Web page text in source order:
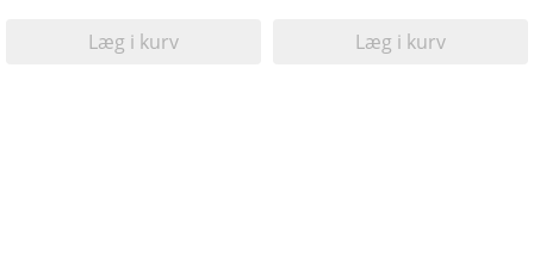
Læg i kurv Læg i kurv